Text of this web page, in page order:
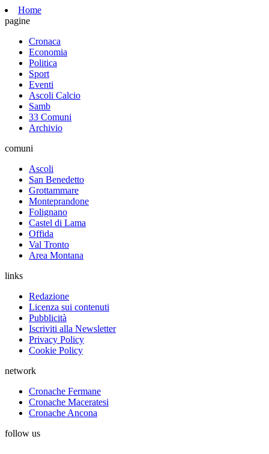
Home
pagine
Cronaca
Economia
Politica
Sport
Eventi
Ascoli Calcio
Samb
33 Comuni
Archivio
comuni
Ascoli
San Benedetto
Grottammare
Monteprandone
Folignano
Castel di Lama
Offida
Val Tronto
Area Montana
links
Redazione
Licenza sui contenuti
Pubblicità
Iscriviti alla Newsletter
Privacy Policy
Cookie Policy
network
Cronache Fermane
Cronache Maceratesi
Cronache Ancona
follow us